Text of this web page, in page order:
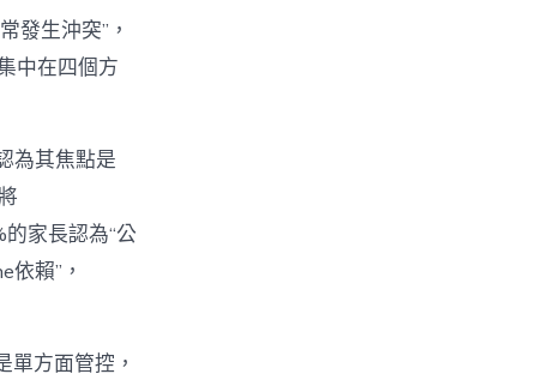
發生沖突”，
中在四個方
為其焦點是
家長認為“公
賴”，
單方面管控，